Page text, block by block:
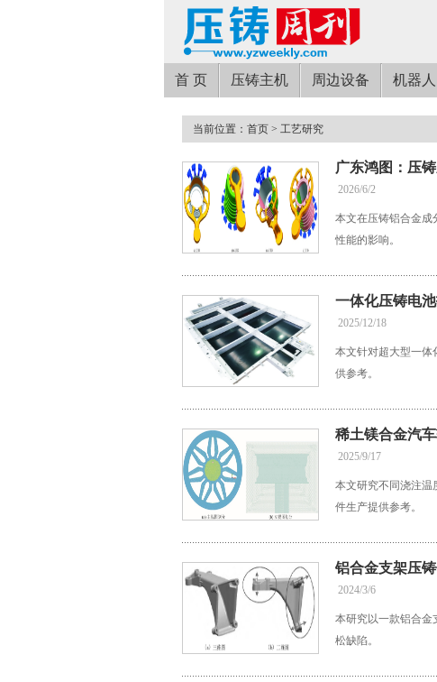
首 页 压铸主机 周边设备 机器人
当前位置： 首页 > 工艺研究
广东鸿图：压
2026/6/2
本文在压铸铝合金成
性能的影响。
一体化压铸电
2025/12/18
本文针对超大型一体
供参考。
稀土镁合金汽
2025/9/17
本文研究不同浇注温
件生产提供参考。
铝合金支架压
2024/3/6
本研究以一款铝合金
松缺陷。